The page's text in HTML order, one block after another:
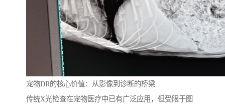
宠物DR的核心价值：从影像到诊断的桥梁
传统X光检查在宠物医疗中已有广泛应用，但受限于图